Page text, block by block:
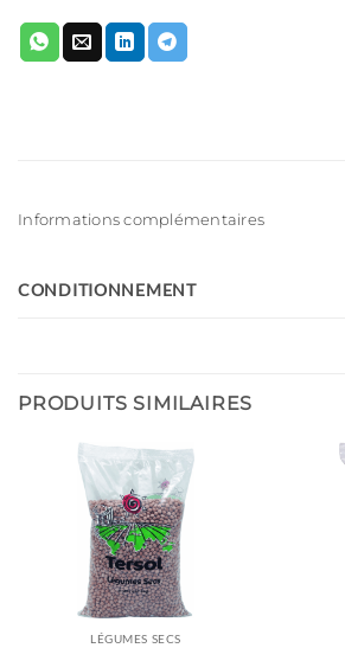
Informations complémentaires
CONDITIONNEMENT
PRODUITS SIMILAIRES
LÉGUMES SECS